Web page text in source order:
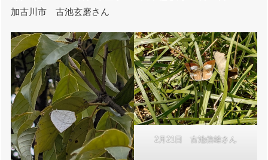
加古川市 古池玄磨さん
2月21日 古池信雄さん